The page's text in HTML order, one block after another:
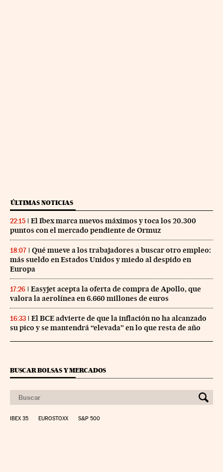
ÚLTIMAS NOTICIAS
22:15
El Ibex marca nuevos máximos y toca los 20.300
puntos con el mercado pendiente de Ormuz
18:07
Qué mueve a los trabajadores a buscar otro empleo:
más sueldo en Estados Unidos y miedo al despido en
Europa
17:26
Easyjet acepta la oferta de compra de Apollo, que
valora la aerolínea en 6.660 millones de euros
16:33
El BCE advierte de que la inflación no ha alcanzado
su pico y se mantendrá “elevada” en lo que resta de año
BUSCAR BOLSAS Y MERCADOS
IBEX 35 EUROSTOXX S&P 500